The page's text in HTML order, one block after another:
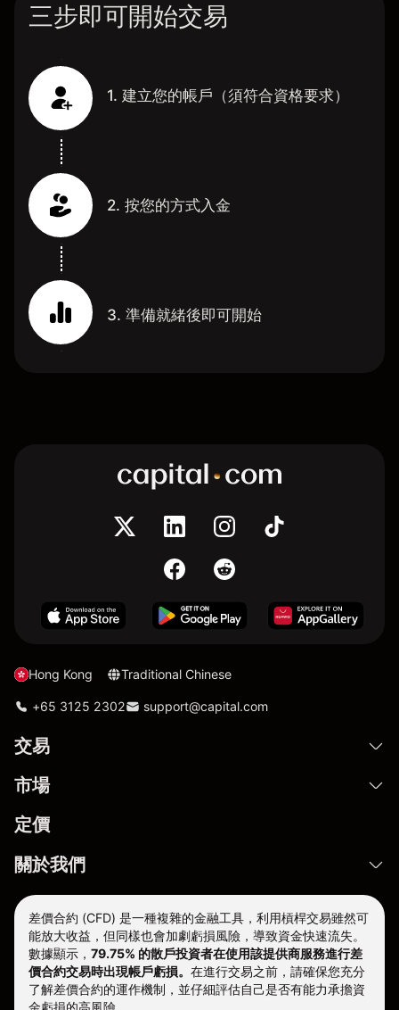
三步即可開始交易
1. 建立您的帳戶（須符合資格要求）
2. 按您的方式入金
3. 準備就緒後即可開始
Hong Kong Traditional Chinese
+65 3125 2302 support@capital.com
交易
市場
定價
關於我們
差價合約 (CFD) 是一種複雜的金融工具，利用槓桿交易雖然可
能放大收益，但同樣也會加劇虧損風險，導致資金快速流失。
數據顯示， 79.75% 的散戶投資者在使用該提供商服務進行差
價合約交易時出現帳戶虧損。 在進行交易之前，請確保您充分
了解差價合約的運作機制，並仔細評估自己是否有能力承擔資